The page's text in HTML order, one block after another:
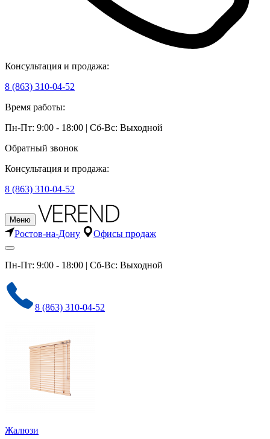
Консультация и продажа:
8 (863) 310-04-52
Время работы:
Пн-Пт: 9:00 - 18:00 | Сб-Вс: Выходной
Обратный звонок
Консультация и продажа:
8 (863) 310-04-52
Меню
Ростов-на-Дону Офисы продаж
Пн-Пт: 9:00 - 18:00 | Сб-Вс: Выходной
8 (863) 310-04-52
Жалюзи